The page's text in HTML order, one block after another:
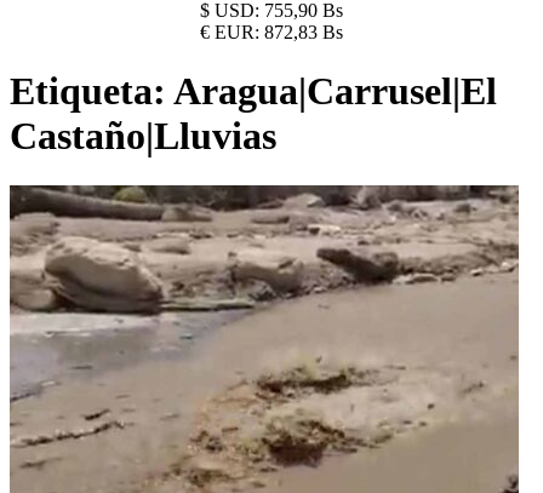
$ USD: 755,90 Bs
€ EUR: 872,83 Bs
Etiqueta: Aragua|Carrusel|El
Castaño|Lluvias